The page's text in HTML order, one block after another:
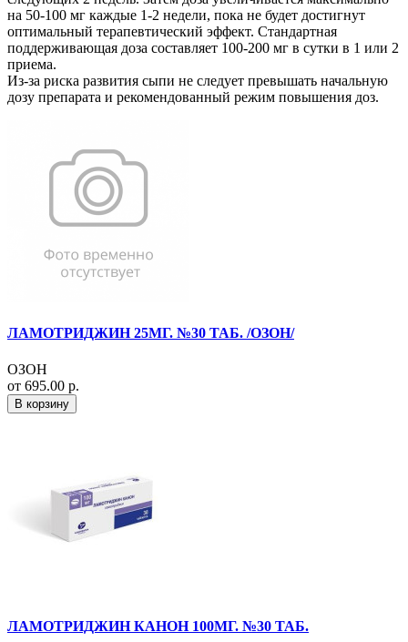
на 50-100 мг каждые 1-2 недели, пока не будет достигнут
оптимальный терапевтический эффект. Стандартная
поддерживающая доза составляет 100-200 мг в сутки в 1 или 2
приема.
Из-за риска развития сыпи не следует превышать начальную
дозу препарата и рекомендованный режим повышения доз.
ЛАМОТРИДЖИН 25МГ. №30 ТАБ. /ОЗОН/
ОЗОН
от 695.00 р.
В корзину
ЛАМОТРИДЖИН КАНОН 100МГ. №30 ТАБ.